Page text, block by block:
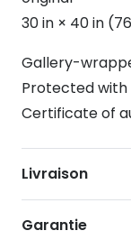
30 in × 40 in
Gallery-
Protected with
Certificate of
Livraison
Garantie